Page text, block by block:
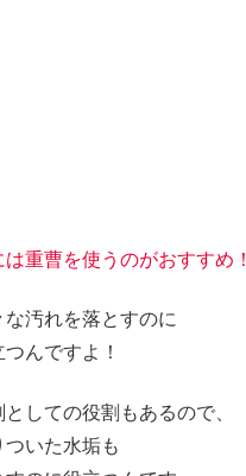
重曹を使うのがおすすめ！
汚れを落とすのに
んですよ！
しての役割もあるので、
いた水垢も